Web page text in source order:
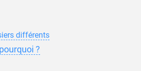
différents
?